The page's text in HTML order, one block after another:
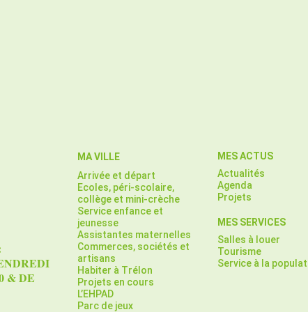
& DE
MA VILLE
Arrivée et départ
Ecoles, péri-scolaire,
collège et mini-crèche
Service enfance et
jeunesse
Assistantes maternelles
Commerces, sociétés et
artisans
Habiter à Trélon
Projets en cours
L’EHPAD
Parc de jeux
MES ACTUS
Actualités
Agenda
Projets
MES SERVICES
Salles à louer
Tourisme
Service à la